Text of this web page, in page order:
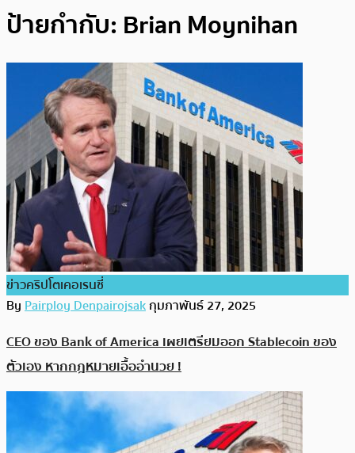
ป้ายกำกับ: Brian Moynihan
ข่าวคริปโตเคอเรนซี่
ByPairploy Denpairojsakกุมภาพันธ์ 27, 2025
CEO ของ Bank of America เผยเตรียมออก Stablecoin ของ
ตัวเอง หากกฎหมายเอื้ออำนวย !